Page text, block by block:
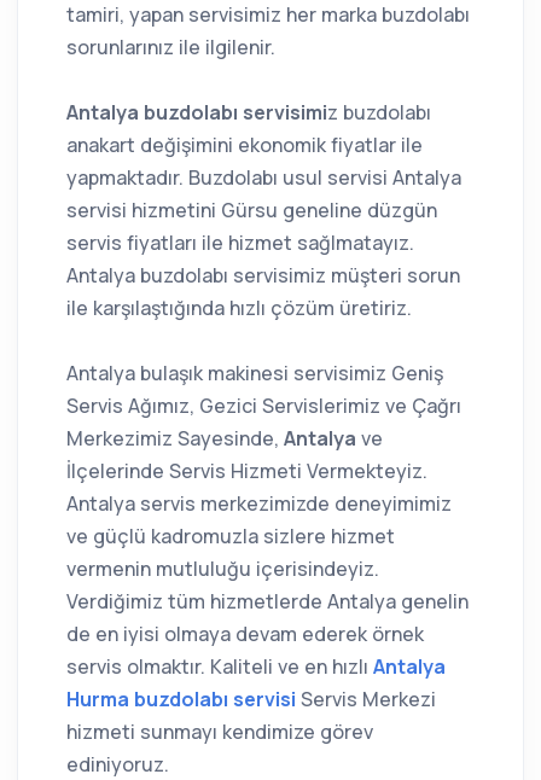
tamiri, yapan servisimiz her marka buzdolabı
sorunlarınız ile ilgilenir.
Antalya buzdolabı servisimiz buzdolabı
anakart değişimini ekonomik fiyatlar ile
yapmaktadır. Buzdolabı usul servisi Antalya
servisi hizmetini Gürsu geneline düzgün
servis fiyatları ile hizmet sağlmatayız.
Antalya buzdolabı servisimiz müşteri sorun
ile karşılaştığında hızlı çözüm üretiriz.
Antalya bulaşık makinesi servisimiz Geniş
Servis Ağımız, Gezici Servislerimiz ve Çağrı
Merkezimiz Sayesinde, Antalya ve
İlçelerinde Servis Hizmeti Vermekteyiz.
Antalya servis merkezimizde deneyimimiz
ve güçlü kadromuzla sizlere hizmet
vermenin mutluluğu içerisindeyiz.
Verdiğimiz tüm hizmetlerde Antalya genelin
de en iyisi olmaya devam ederek örnek
servis olmaktır. Kaliteli ve en hızlı Antalya
Hurma buzdolabı servisi Servis Merkezi
hizmeti sunmayı kendimize görev
ediniyoruz.